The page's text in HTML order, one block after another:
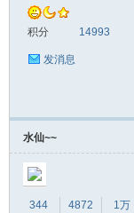
积分 14993
发消息
水仙~~
344
4872
1万